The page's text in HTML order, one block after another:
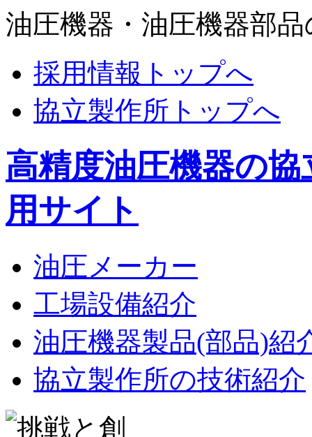
油圧機器・油圧機器部
採用情報トップへ
協立製作所トップへ
高精度油圧機器の
用サイト
油圧メーカー
工場設備紹介
油圧機器製品(部品)紹
協立製作所の技術紹介